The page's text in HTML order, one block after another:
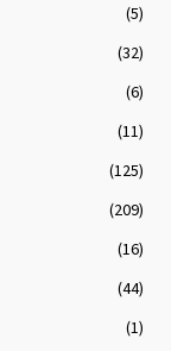
(5)
(32)
(6)
(11)
(125)
(209)
(16)
(44)
(1)